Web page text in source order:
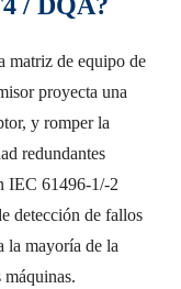
matriz de equipo de
proyecta una
y romper la
redundantes
IEC 61496-1/-2
detección de fallos
la mayoría de la